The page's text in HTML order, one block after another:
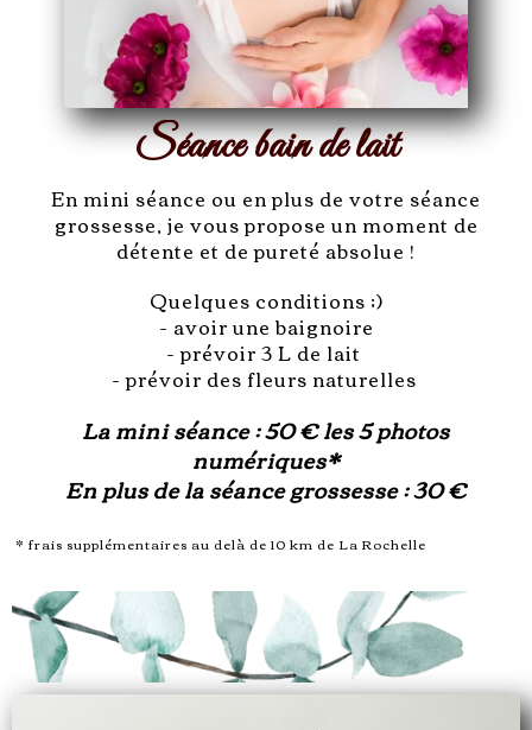
Séance bain de lait
En mini séance ou en plus de votre séance
grossesse, je vous propose un moment de
détente et de pureté absolue !
Quelques conditions ;)
- avoir une baignoire
- prévoir 3 L de lait
- prévoir des fleurs naturelles
La mini séance : 50 € les 5 photos
numériques*
En plus de la séance grossesse : 30 €
* frais supplémentaires au delà de 10 km de La Rochelle